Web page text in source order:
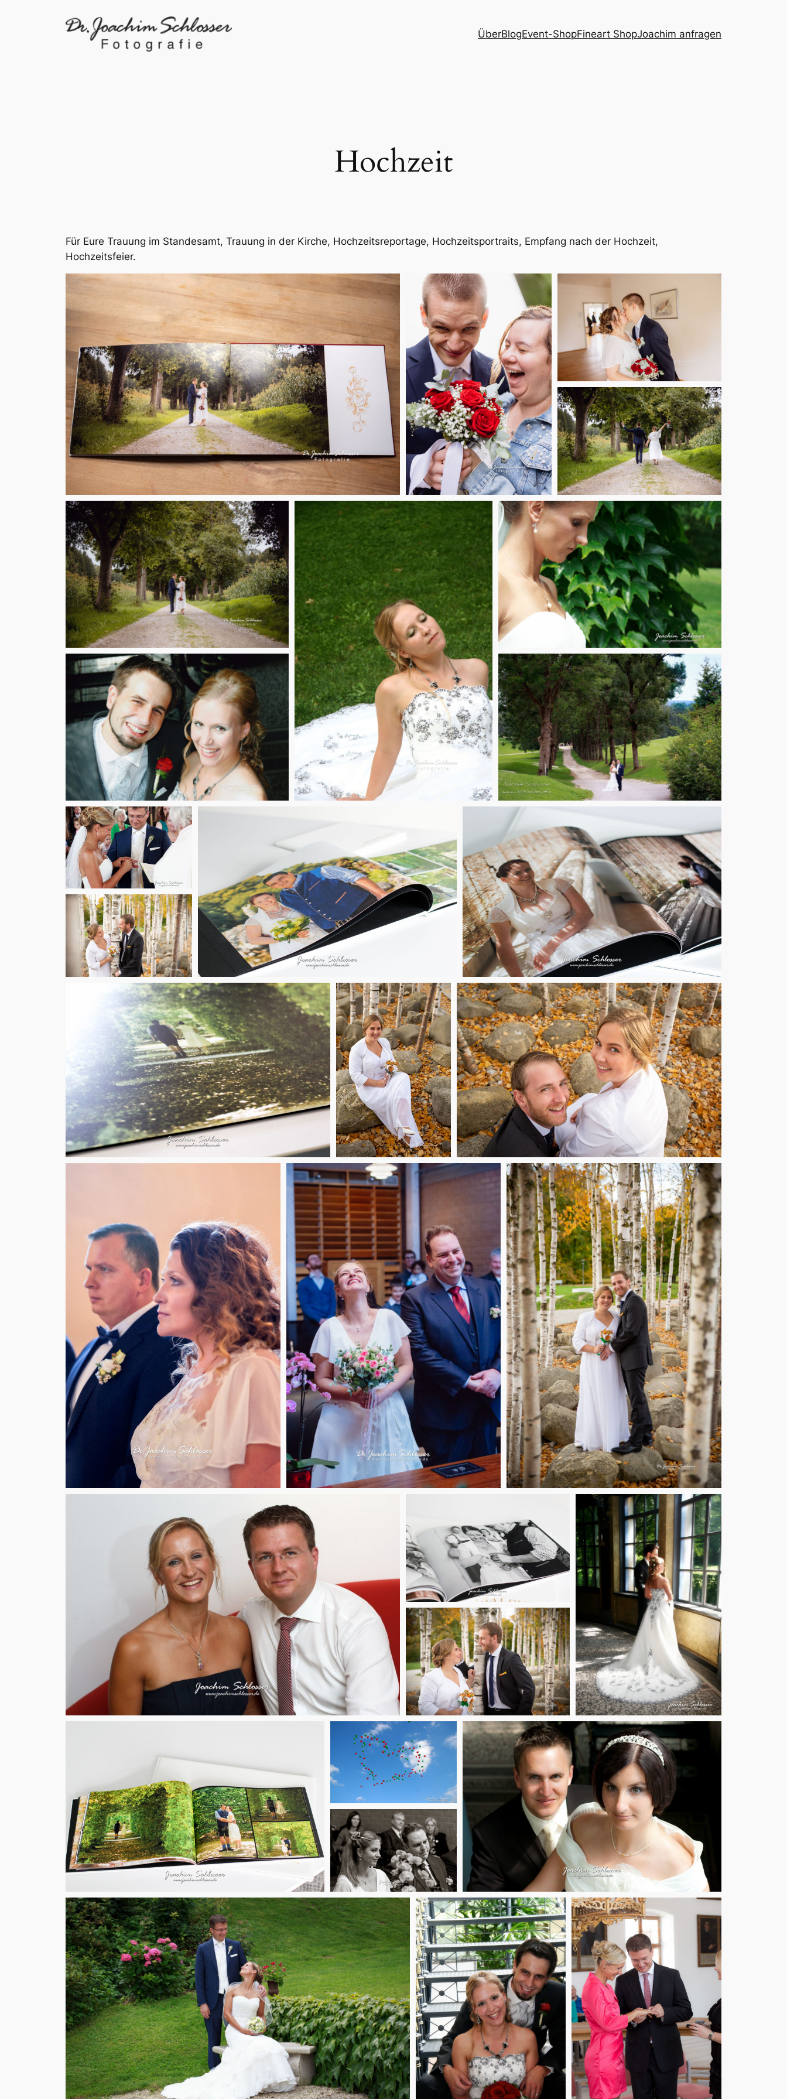
ÜberBlogEvent-ShopFineart ShopJoachim anfragen
Hochzeit
Für Eure Trauung im Standesamt, Trauung in der Kirche, Hochzeitsreportage, Hochzeitsportraits, Empfang nach der Hochzeit,
Hochzeitsfeier.